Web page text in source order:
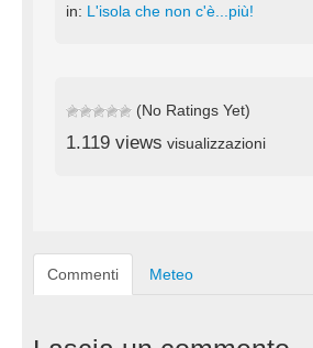
in: L'isola che non c'è...più!
(No Ratings Yet)
1.119 views visualizzazioni
Commenti Meteo